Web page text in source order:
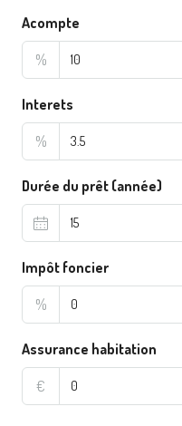
Acompte
%
Interets
%
Durée du prêt (année)
Impôt foncier
%
Assurance habitation
€